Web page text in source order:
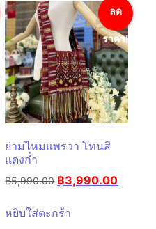
ลด
ราคา!
ย่ามไหมแพรวา โทนสี
แดงก่ำ
฿5,990.00 ฿3,990.00
หยิบใส่ตะกร้า